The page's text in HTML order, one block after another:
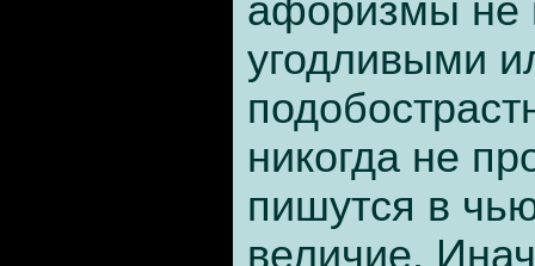
афоризмы не
угодливыми
никогда не
пишутся в
величие.